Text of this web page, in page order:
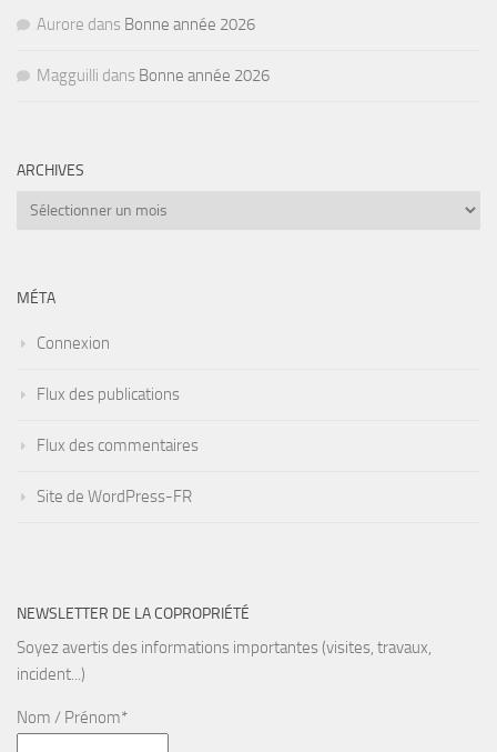
Aurore dans Bonne année 2026
Magguilli dans Bonne année 2026
ARCHIVES
Archives
MÉTA
Connexion
Flux des publications
Flux des commentaires
Site de WordPress-FR
NEWSLETTER DE LA COPROPRIÉTÉ
Soyez avertis des informations importantes (visites, travaux,
incident...)
Nom / Prénom*